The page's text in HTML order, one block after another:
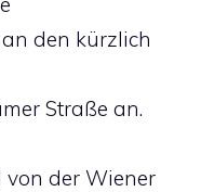
den kürzlich
Straße an.
der Wiener